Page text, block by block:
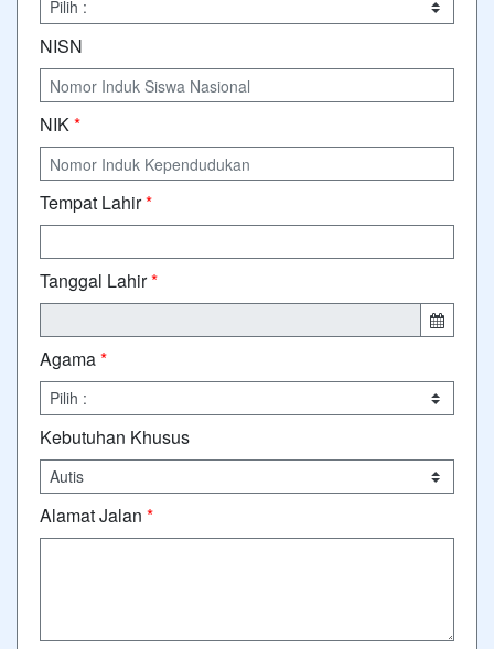
NISN
NIK*
Tempat Lahir*
Tanggal Lahir*
Agama*
Kebutuhan Khusus
Alamat Jalan *